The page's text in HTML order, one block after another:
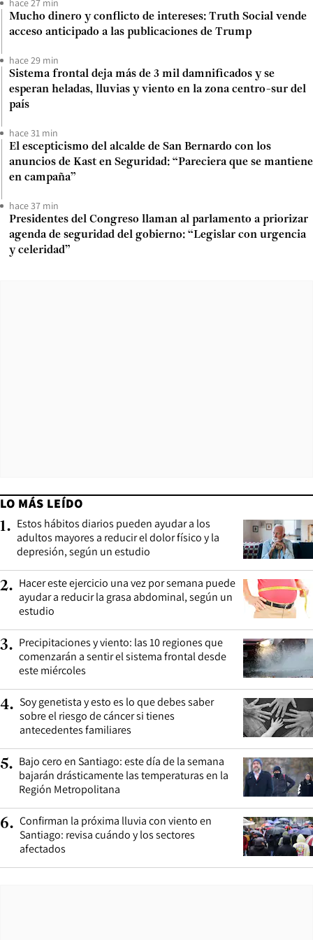
hace 27 min
Mucho dinero y conflicto de intereses: Truth Social vende
acceso anticipado a las publicaciones de Trump
hace 29 min
Sistema frontal deja más de 3 mil damnificados y se
esperan heladas, lluvias y viento en la zona centro-sur del
país
hace 31 min
El escepticismo del alcalde de San Bernardo con los
anuncios de Kast en Seguridad: “Pareciera que se mantiene
en campaña”
hace 37 min
Presidentes del Congreso llaman al parlamento a priorizar
agenda de seguridad del gobierno: “Legislar con urgencia
y celeridad”
LO MÁS LEÍDO
1. Estos hábitos diarios pueden ayudar a los
adultos mayores a reducir el dolor físico y la
depresión, según un estudio
2. Hacer este ejercicio una vez por semana puede
ayudar a reducir la grasa abdominal, según un
estudio
3. Precipitaciones y viento: las 10 regiones que
comenzarán a sentir el sistema frontal desde
este miércoles
4. Soy genetista y esto es lo que debes saber
sobre el riesgo de cáncer si tienes
antecedentes familiares
5. Bajo cero en Santiago: este día de la semana
bajarán drásticamente las temperaturas en la
Región Metropolitana
6. Confirman la próxima lluvia con viento en
Santiago: revisa cuándo y los sectores
afectados